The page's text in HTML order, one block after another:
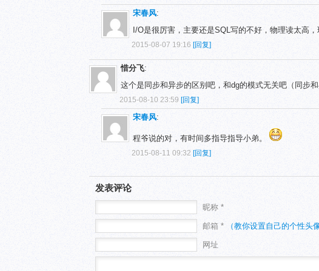
宋春风:
I/O是很厉害，主要还是SQL写的不好，物理读太高
2015-08-07 19:16 [回复]
惜分飞:
这个是同步和异步的区别吧，和dg的模式无关吧（同步
2015-08-10 23:59 [回复]
宋春风:
程爷说的对，有时间多指导指导小弟。
2015-08-11 09:32 [回复]
发表评论
昵称 *
邮箱 * （教你设置自己的个性头像
网址